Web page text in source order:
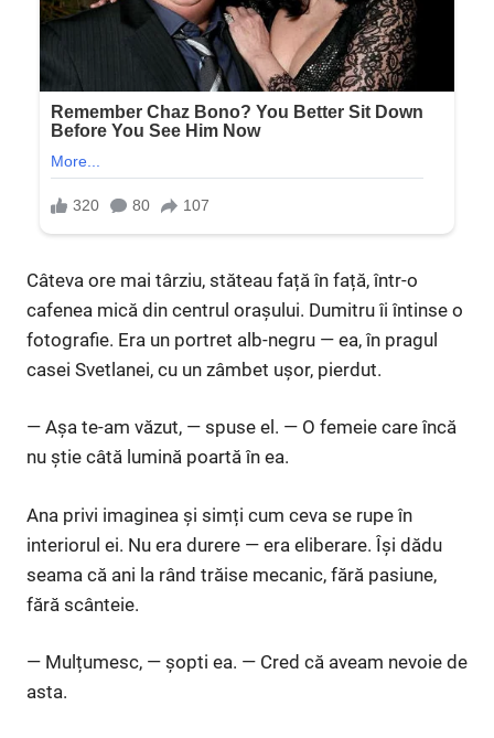
Câteva ore mai târziu, stăteau față în față, într-o
cafenea mică din centrul orașului. Dumitru îi întinse o
fotografie. Era un portret alb-negru — ea, în pragul
casei Svetlanei, cu un zâmbet ușor, pierdut.
— Așa te-am văzut, — spuse el. — O femeie care încă
nu știe câtă lumină poartă în ea.
Ana privi imaginea și simți cum ceva se rupe în
interiorul ei. Nu era durere — era eliberare. Își dădu
seama că ani la rând trăise mecanic, fără pasiune,
fără scânteie.
— Mulțumesc, — șopti ea. — Cred că aveam nevoie de
asta.